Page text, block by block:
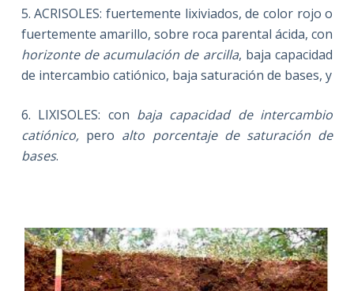
5. ACRISOLES: fuertemente lixiviados, de color rojo o
fuertemente amarillo, sobre roca parental ácida, con
horizonte de acumulación de arcilla, baja capacidad
de intercambio catiónico, baja saturación de bases, y
6. LIXISOLES: con baja capacidad de intercambio
catiónico, pero alto porcentaje de saturación de
bases.